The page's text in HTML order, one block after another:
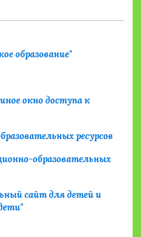
образование"
окно доступа к
ресурсов
образовательных
сайт для детей и